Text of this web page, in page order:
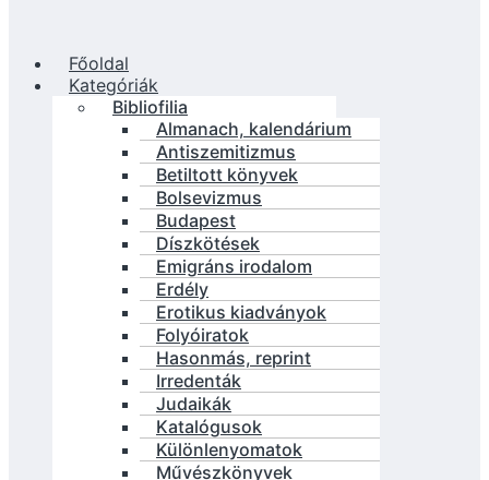
Főoldal
Kategóriák
Bibliofilia
Almanach, kalendárium
Antiszemitizmus
Betiltott könyvek
Bolsevizmus
Budapest
Díszkötések
Emigráns irodalom
Erdély
Erotikus kiadványok
Folyóiratok
Hasonmás, reprint
Irredenták
Judaikák
Katalógusok
Különlenyomatok
Művészkönyvek